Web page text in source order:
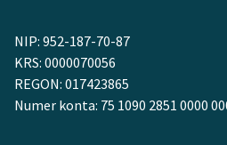
NIP: 952-187-70-87
KRS: 0000070056
REGON: 017423865
Numer konta: 75 1090 2851 0000